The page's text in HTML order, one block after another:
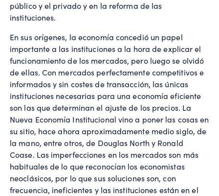
público y el privado y en la reforma de las
instituciones.
En sus orígenes, la economía concedió un papel
importante a las instituciones a la hora de explicar el
funcionamiento de los mercados, pero luego se olvidó
de ellas. Con mercados perfectamente competitivos e
informados y sin costes de transacción, las únicas
instituciones necesarias para una economía eficiente
son las que determinan el ajuste de los precios. La
Nueva Economía Institucional vino a poner las cosas en
su sitio, hace ahora aproximadamente medio siglo, de
la mano, entre otros, de Douglas North y Ronald
Coase. Las imperfecciones en los mercados son más
habituales de lo que reconocían los economistas
neoclásicos, por lo que sus soluciones son, con
frecuencia, ineficientes y las instituciones están en el